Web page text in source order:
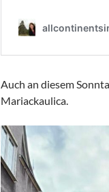
Auch an diesem
Mariackaulica.